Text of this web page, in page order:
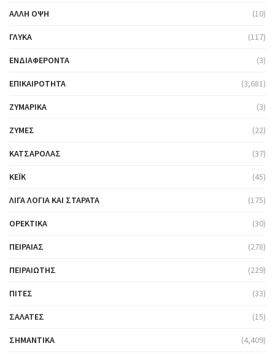
ΆΛΛΗ ΌΨΗ (10)
ΓΛΥΚΆ (117)
ΕΝΔΙΑΦΈΡΟΝΤΑ (3)
ΕΠΙΚΑΙΡΌΤΗΤΑ (3,681)
ΖΥΜΑΡΙΚΆ (3)
ΖΎΜΕΣ (22)
ΚΑΤΣΑΡΌΛΑΣ (37)
ΚΈΙΚ (45)
ΛΊΓΑ ΛΌΓΙΑ ΚΑΙ ΣΤΑΡΆΤΑ (175)
ΟΡΕΚΤΙΚΆ (30)
ΠΕΙΡΑΙΆΣ (278)
ΠΕΙΡΑΙΏΤΗΣ (229)
ΠΊΤΕΣ (33)
ΣΑΛΆΤΕΣ (15)
ΣΗΜΑΝΤΙΚΆ (4,409)